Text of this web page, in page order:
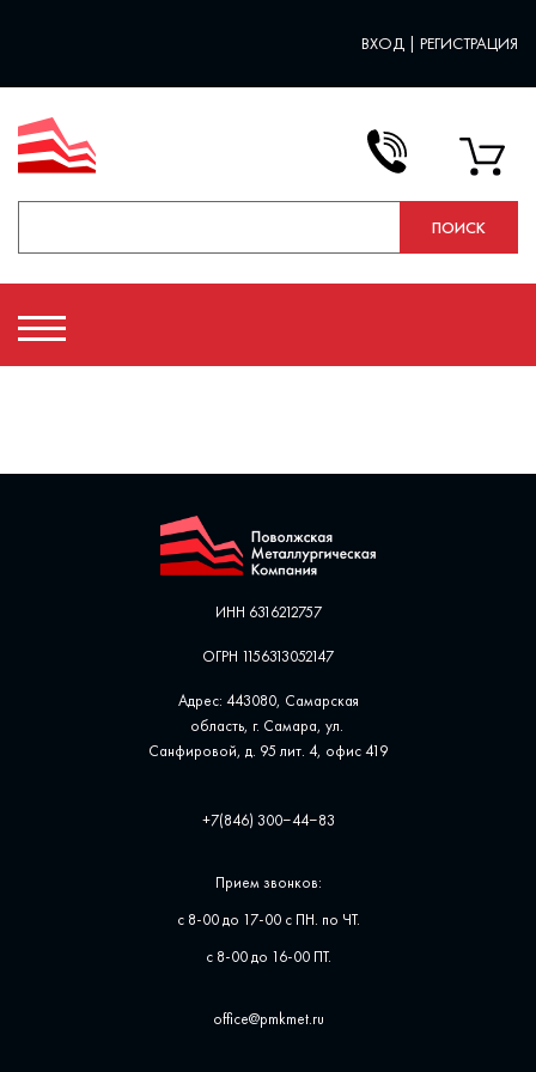
ВХОД | РЕГИСТРАЦИЯ
ИНН 6316212757
ОГРН 1156313052147
Адрес: 443080, Самарская
область, г. Самара, ул. ​
Санфировой, д. 95 лит. 4, офис ​419
+7(846) 300‒44‒83
Прием звонков:
с 8-00 до 17-00 с ПН. по ЧТ.
с 8-00 до 16-00 ПТ.
office@pmkmet.ru